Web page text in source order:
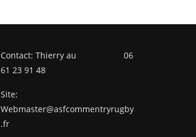
Contact: Thierry au 06
61 23 91 48
Site:
Webmaster@asfcommentryrugby
.fr